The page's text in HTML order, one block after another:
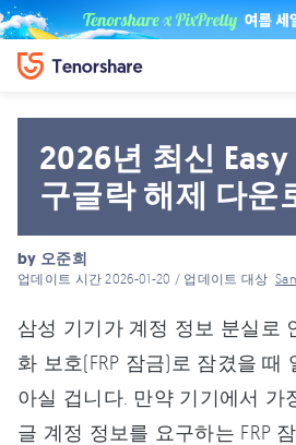
2026년 최신
구글락 해제 다운
by 오준희
업데이트 시간 2026-01-20 / 업데이트 대상
삼성 기기가 계정 정보 분실로
화 보호(FRP 잠금)로 잠겼을 때
아실 겁니다. 만약 기기에서 가
글 계정 정보를 요구하는 FRP